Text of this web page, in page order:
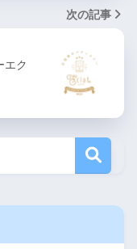
次の記事
エク